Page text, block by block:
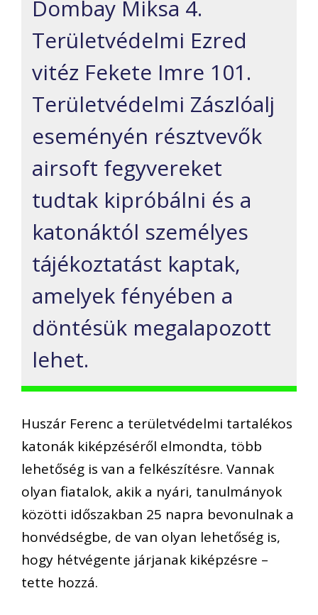
Dombay Miksa 4.
Területvédelmi Ezred
vitéz Fekete Imre 101.
Területvédelmi Zászlóalj
eseményén résztvevők
airsoft fegyvereket
tudtak kipróbálni és a
katonáktól személyes
tájékoztatást kaptak,
amelyek fényében a
döntésük megalapozott
lehet.
Huszár Ferenc a területvédelmi tartalékos
katonák kiképzéséről elmondta, több
lehetőség is van a felkészítésre. Vannak
olyan fiatalok, akik a nyári, tanulmányok
közötti időszakban 25 napra bevonulnak a
honvédségbe, de van olyan lehetőség is,
hogy hétvégente járjanak kiképzésre –
tette hozzá.